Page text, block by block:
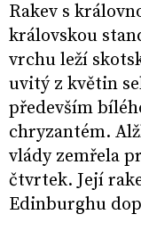
Rakev s
královskou
vrchu leží
uvitý z květin
především
chryzantém.
vlády zemřela
čtvrtek. Její
Edinburghu